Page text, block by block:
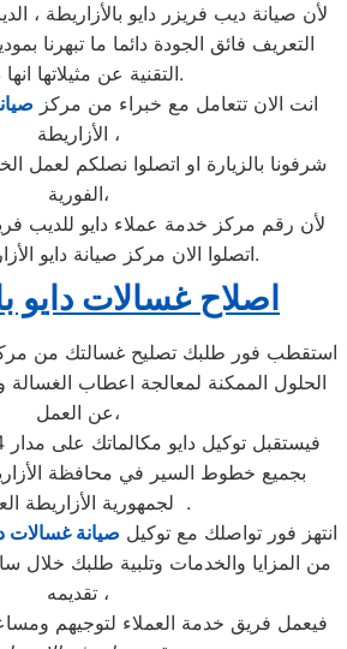
لأن صيانة ديب فريزر دايو بالأزاريطة ،
التعريف فائق الجودة دائما ما تبهرنا
التقنية عن مثيلاتها انها دايو.
انت الان تتعامل مع خبراء من مركز
الأزاريطة ،
شرفونا بالزيارة او اتصلوا نصلكم لعمل
الفورية،
لأن رقم مركز خدمة عملاء دايو للديب
اتصلوا الان مركز صيانة دايو الأزاريطة مباشرة.
اصلاح غسالات دايو
استقطب فور طلبك تصليح غسالتك من
الحلول الممكنة لمعالجة اعطاب الغسالة
عن العمل،
فيستقبل توكيل دايو مكالماتك على مدار 24 ساعة بصدر رحب
بجميع خطوط السير في محافظة
لجمهورية الأزاريطة العربية .
انتهز فور تواصلك مع توكيل صيانة غسالات
من المزايا والخدمات وتلبية طلبك
تقديمه ،
فيعمل فريق خدمة العملاء لتوجيهم